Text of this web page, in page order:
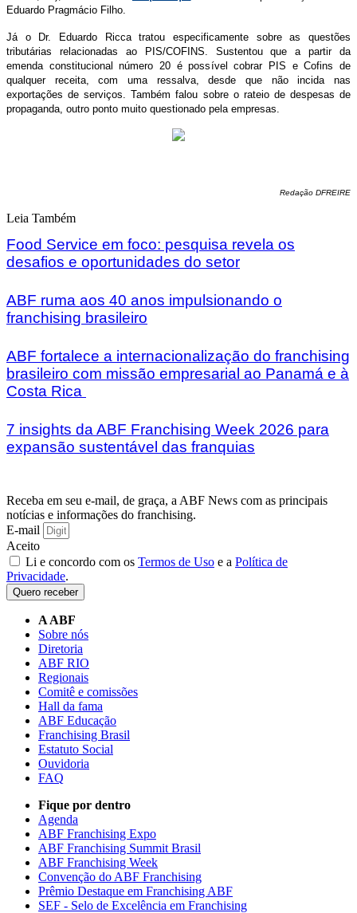
Eduardo Pragmácio Filho.
Já o Dr. Eduardo Ricca tratou especificamente sobre as questões
tributárias relacionadas ao PIS/COFINS. Sustentou que a partir da
emenda constitucional número 20 é possível cobrar PIS e Cofins de
qualquer receita, com uma ressalva, desde que não incida nas
exportações de serviços. Também falou sobre o rateio de despesas de
propaganda, outro ponto muito questionado pela empresas.
Redação DFREIRE
Leia Também
Food Service em foco: pesquisa revela os
desafios e oportunidades do setor
ABF ruma aos 40 anos impulsionando o
franchising brasileiro
ABF fortalece a internacionalização do franchising
brasileiro com missão empresarial ao Panamá e à
Costa Rica
7 insights da ABF Franchising Week 2026 para
expansão sustentável das franquias
Receba em seu e-mail, de graça, a ABF News com as principais
notícias e informações do franchising.
E-mail
Aceito
Li e concordo com os Termos de Uso e a Política de
Privacidade.
Quero receber
A ABF
Sobre nós
Diretoria
ABF RIO
Regionais
Comitê e comissões
Hall da fama
ABF Educação
Franchising Brasil
Estatuto Social
Ouvidoria
FAQ
Fique por dentro
Agenda
ABF Franchising Expo
ABF Franchising Summit Brasil
ABF Franchising Week
Convenção do ABF Franchising
Prêmio Destaque em Franchising ABF
SEF - Selo de Excelência em Franchising